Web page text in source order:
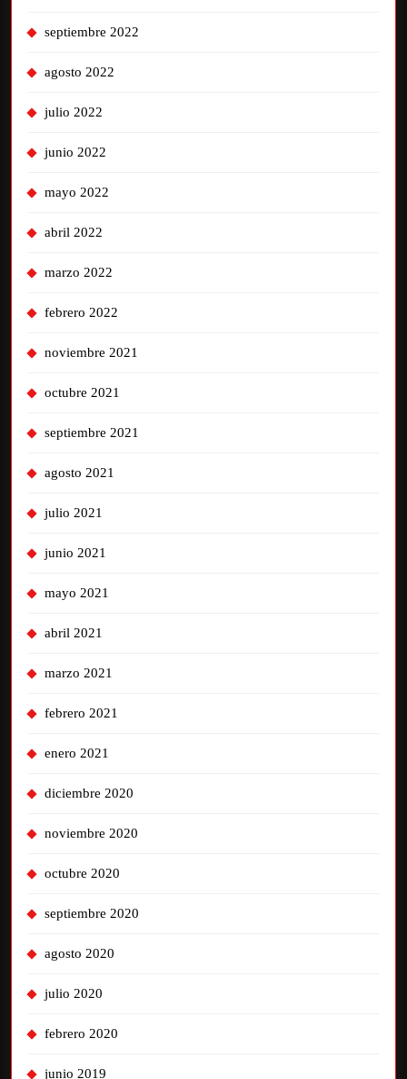
septiembre 2022
agosto 2022
julio 2022
junio 2022
mayo 2022
abril 2022
marzo 2022
febrero 2022
noviembre 2021
octubre 2021
septiembre 2021
agosto 2021
julio 2021
junio 2021
mayo 2021
abril 2021
marzo 2021
febrero 2021
enero 2021
diciembre 2020
noviembre 2020
octubre 2020
septiembre 2020
agosto 2020
julio 2020
febrero 2020
junio 2019